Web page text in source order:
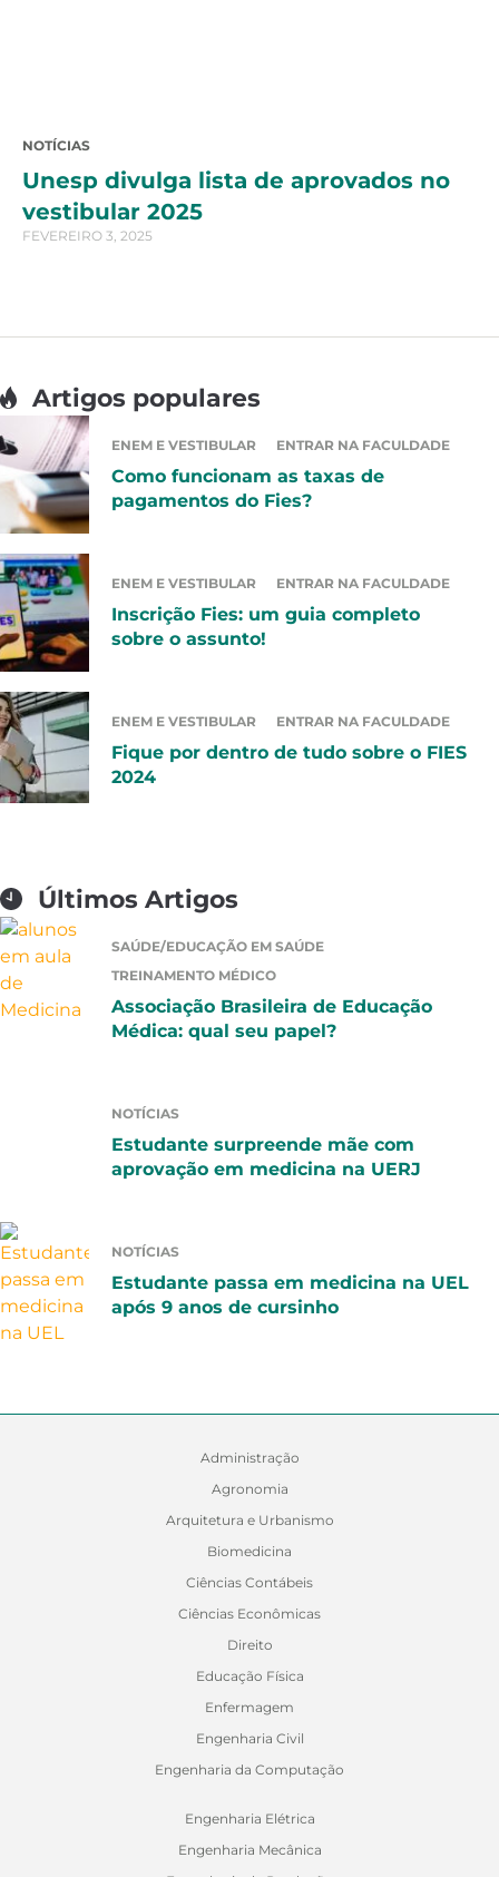
NOTÍCIAS
Unesp divulga lista de aprovados no
vestibular 2025
FEVEREIRO 3, 2025
Artigos populares
ENEM E VESTIBULAR ENTRAR NA FACULDADE
Como funcionam as taxas de
pagamentos do Fies?
ENEM E VESTIBULAR ENTRAR NA FACULDADE
Inscrição Fies: um guia completo
sobre o assunto!
ENEM E VESTIBULAR ENTRAR NA FACULDADE
Fique por dentro de tudo sobre o FIES
2024
Últimos Artigos
SAÚDE/EDUCAÇÃO EM SAÚDE
TREINAMENTO MÉDICO
Associação Brasileira de Educação
Médica: qual seu papel?
NOTÍCIAS
Estudante surpreende mãe com
aprovação em medicina na UERJ
NOTÍCIAS
Estudante passa em medicina na UEL
após 9 anos de cursinho
Administração
Agronomia
Arquitetura e Urbanismo
Biomedicina
Ciências Contábeis
Ciências Econômicas
Direito
Educação Física
Enfermagem
Engenharia Civil
Engenharia da Computação
Engenharia Elétrica
Engenharia Mecânica